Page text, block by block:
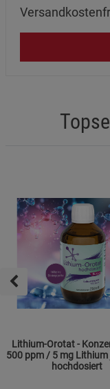
Lithium-Orotat -
500 ppm / 5 mg Lithium
hochdosiert
Beschreibung